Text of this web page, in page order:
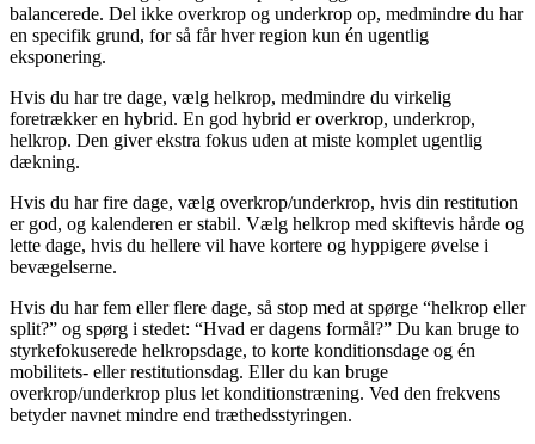
balancerede. Del ikke overkrop og underkrop op, medmindre du har
en specifik grund, for så får hver region kun én ugentlig
eksponering.
Hvis du har tre dage, vælg helkrop, medmindre du virkelig
foretrækker en hybrid. En god hybrid er overkrop, underkrop,
helkrop. Den giver ekstra fokus uden at miste komplet ugentlig
dækning.
Hvis du har fire dage, vælg overkrop/underkrop, hvis din restitution
er god, og kalenderen er stabil. Vælg helkrop med skiftevis hårde og
lette dage, hvis du hellere vil have kortere og hyppigere øvelse i
bevægelserne.
Hvis du har fem eller flere dage, så stop med at spørge “helkrop eller
split?” og spørg i stedet: “Hvad er dagens formål?” Du kan bruge to
styrkefokuserede helkropsdage, to korte konditionsdage og én
mobilitets- eller restitutionsdag. Eller du kan bruge
overkrop/underkrop plus let konditionstræning. Ved den frekvens
betyder navnet mindre end træthedsstyringen.